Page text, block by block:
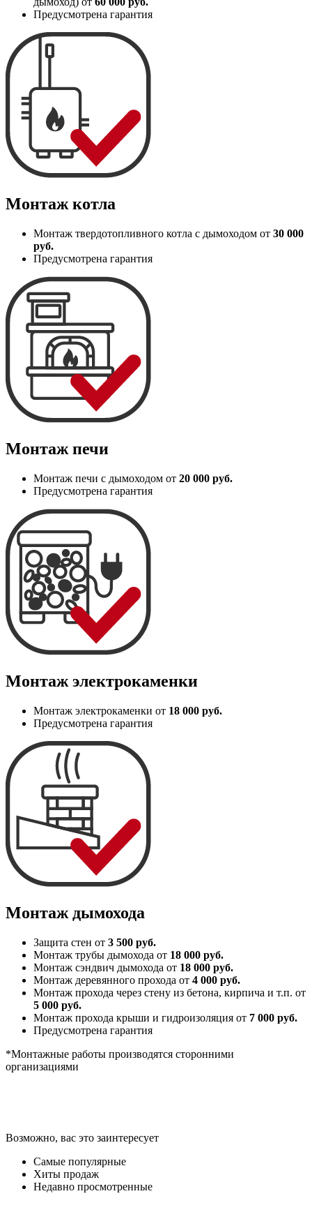
Предусмотрена гарантия
Монтаж котла
Монтаж твердотопливного котла с дымоходом от 30 000
руб.
Предусмотрена гарантия
Монтаж печи
Монтаж печи с дымоходом от 20 000 руб.
Предусмотрена гарантия
Монтаж электрокаменки
Монтаж электрокаменки от 18 000 руб.
Предусмотрена гарантия
Монтаж дымохода
Защита стен от 3 500 руб.
Монтаж трубы дымохода от 18 000 руб.
Монтаж сэндвич дымохода от 18 000 руб.
Монтаж деревянного прохода от 4 000 руб.
Монтаж прохода через стену из бетона, кирпича и т.п. от
5 000 руб.
Монтаж прохода крыши и гидроизоляция от 7 000 руб.
Предусмотрена гарантия
*Монтажные работы производятся сторонними
организациями
Возможно, вас это заинтересует
Самые популярные
Хиты продаж
Недавно просмотренные